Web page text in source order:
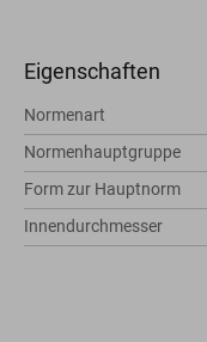
Eigenschaften
Normenart
Normenhauptgruppe
Form zur Hauptnorm
Innendurchmesser